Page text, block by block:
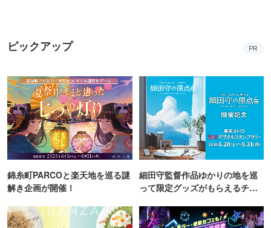
ピックアップ PR
錦糸町PARCOと楽天地を巡る謎
解き企画が開催！
細田守監督作品ゆかりの地を巡
って限定グッズがもらえるチャ